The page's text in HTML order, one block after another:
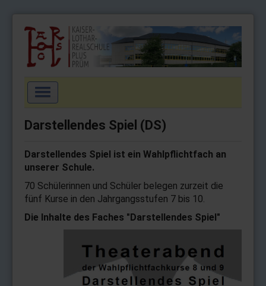
Navigation
an/aus
Schulgemeinschaft
Wahlpflichtfächer
Arbeitsgemeinschaften
Darstellendes Spiel (DS)
Darstellendes Spiel ist ein Wahlpflichtfach an
unserer Schule.
70 Schülerinnen und Schüler belegen zurzeit die
fünf Kurse in den Jahrgangsstufen 7 bis 10.
Die Inhalte des Faches "Darstellendes Spiel"